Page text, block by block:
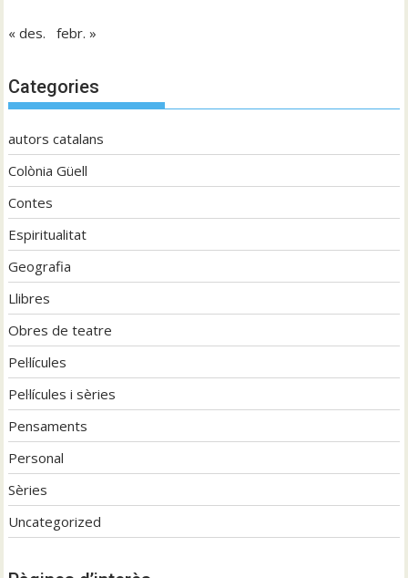
« des. febr. »
Categories
autors catalans
Colònia Güell
Contes
Espiritualitat
Geografia
Llibres
Obres de teatre
Pel·lícules
Pel·lícules i sèries
Pensaments
Personal
Sèries
Uncategorized